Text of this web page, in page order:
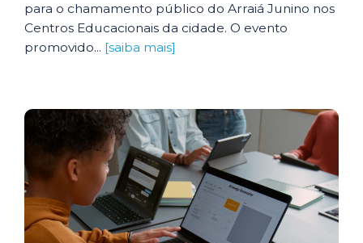
para o chamamento público do Arraiá Junino nos
Centros Educacionais da cidade. O evento
promovido... [saiba mais]